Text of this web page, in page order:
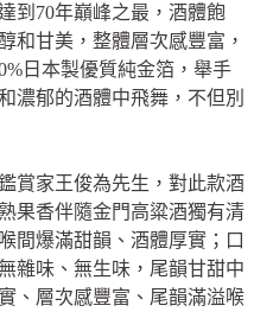
到70年巔峰之最，酒體飽
和甘美，整體層次感豐富，
日本製優質純金箔，舉手
濃郁的酒體中飛舞，不但別
賞家王俊為先生，對此款酒
果香伴隨金門高粱酒獨有清
間爆滿甜韻、酒體厚實；口
雜味、無生味，尾韻甘甜中
、層次感豐富、尾韻滿溢喉